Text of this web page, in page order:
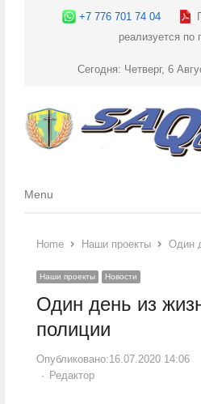
+7 776 701 74 04
реализуется по
Сегодня: Четверг, 6
Menu
Menu
Home Наши проекты Один
Наши проекты Новости
Один день из
полиции
Опубликовано:16.07.2020 14:06
Author
Редактор